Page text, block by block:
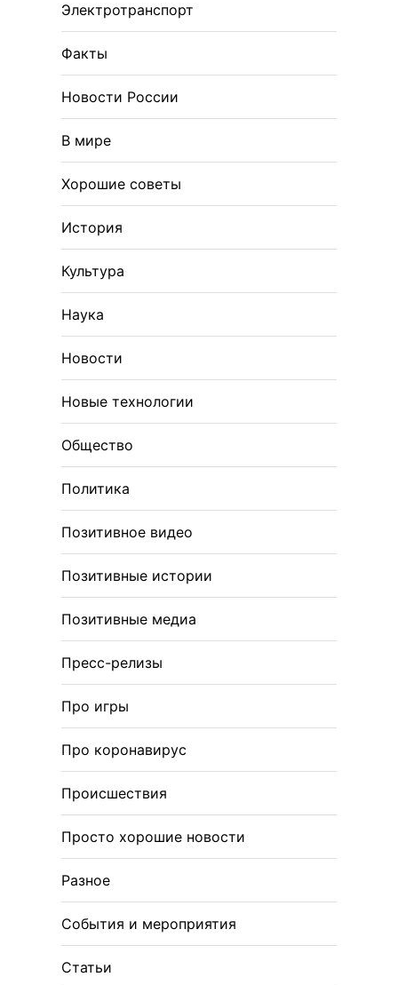
Электротранспорт
Факты
Новости России
В мире
Хорошие советы
История
Культура
Наука
Новости
Новые технологии
Общество
Политика
Позитивное видео
Позитивные истории
Позитивные медиа
Пресс-релизы
Про игры
Про коронавирус
Происшествия
Просто хорошие новости
Разное
События и мероприятия
Статьи